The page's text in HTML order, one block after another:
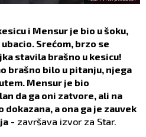
i Mensur je bio u šoku,
Srećom, brzo se
stavila brašno u kesicu!
brašno bilo u pitanju, njega
Mensur je bio
da ga oni zatvore, ali na
a ona ga je zauvek
- završava izvor za Star.